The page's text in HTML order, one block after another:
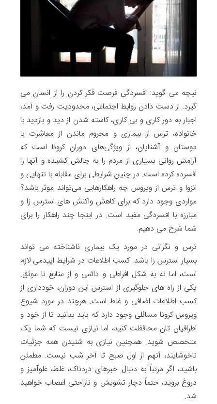
نیچه می گوید: افسردگی فرصت فکر کردن را از انسان می
گیرد. از دست دادن روابط اجتماعی، محدودیت‌ رفت و آمد،
اجبار به دور کاری و بی کاری، کاسته شدن از دید و بازدید با
خانواده، ترس از بیماری و محروم ماندن از معاشرت با
دوستان و آشنایان، از ویژگی‌های دوران کرونا است که
آرامش روانی بسیاری از مردم را به چالش کشیده و آنها را
افسرده کرده است. در چنین شرایطی برای مقابله با تنهایی و
انزوا و ترس از ویروس چه راهکارهایی می‌تواند موثر باشد؟
مواردی وجود دارد که برای کاهش واکنش های استرس زا و
مبارزه با افسردگی مفید است. در اینجا چند راهکار را برای
شما شرح می دهیم.
ترس و نگرانی در مورد یک بیماری ناشناخته می تواند
بسیار استرس زا باشد. کسب اطلاعات در شرایط اپیدمی لازم
است، اما نه به شکل افراطی و دائمی و از منابع نا موثق.
یکی از راه های جلوگیری از استرس این دوران، خودداری از
کسب اطلاعات اضافی و غلط است. هرچند در مورد شیوع
ویروس کرونا مسائلی وجود دارد که باید بدانید تا از خود و
اطرافیان تان محافظت کنید، اما نیازی نیست که شما یک
متخصص شوید. همچنین نیازی به شنیدن همه جزئیات
ناخوشایند، آنهم از اول صبح تا آخر شب نیست. مطمئن
باشید، اگر مرتباً به دنبال خبرهای دردناک، غلط، غلوآمیز و
دروغ بروید، حتماً دچار تشویش و ناراحتی اعصاب خواهید
شد.